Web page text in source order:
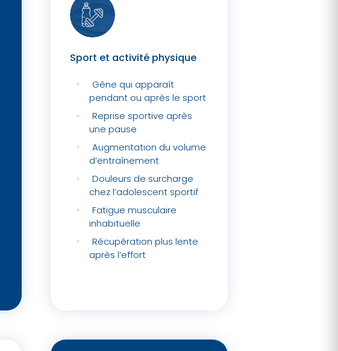
Sport et activité physique
Gêne qui apparaît
pendant ou après le sport
Reprise sportive après
une pause
Augmentation du volume
d’entraînement
Douleurs de surcharge
chez l’adolescent sportif
Fatigue musculaire
inhabituelle
Récupération plus lente
après l’effort